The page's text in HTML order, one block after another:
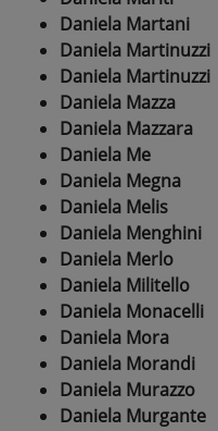
Daniela Martani
Daniela Martinuzzi
Daniela Martinuzzi
Daniela Mazza
Daniela Mazzara
Daniela Me
Daniela Megna
Daniela Melis
Daniela Menghini
Daniela Merlo
Daniela Militello
Daniela Monacelli
Daniela Mora
Daniela Morandi
Daniela Murazzo
Daniela Murgante